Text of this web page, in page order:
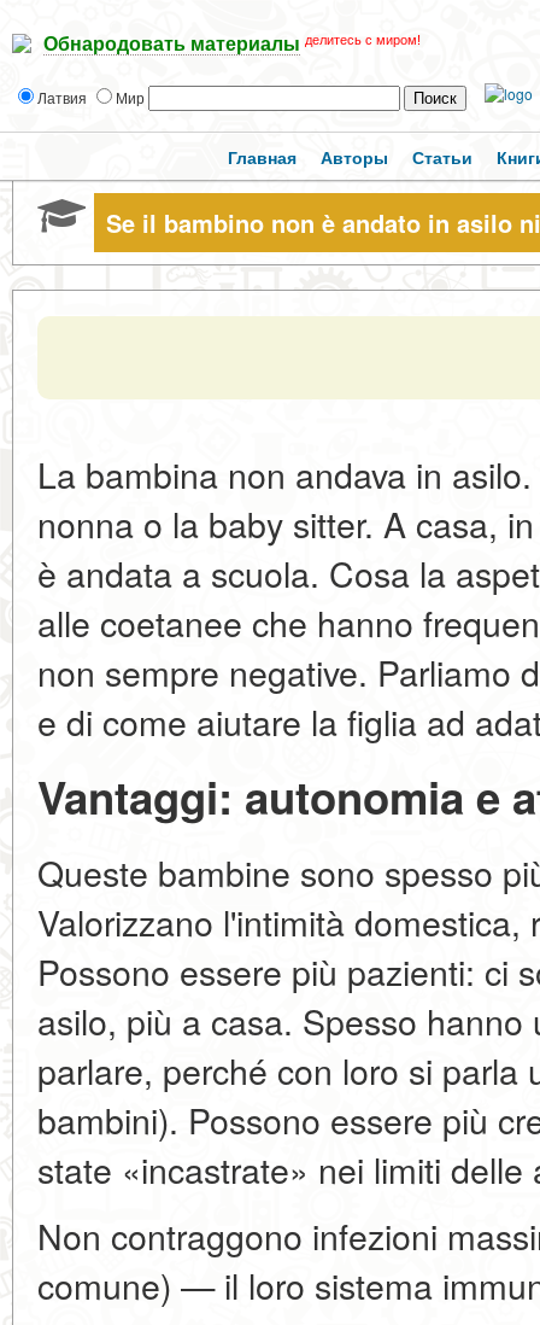
Обнародовать материалы делитесь с миром!
Латвия Мир
Главная Авторы Статьи
Se il bambino non è andato in asilo
La bambina non andava in
nonna o la baby sitter. A casa,
è andata a scuola. Cosa la
alle coetanee che hanno
non sempre negative. Parliamo
e di come aiutare la figlia ad
Vantaggi: autonomia e
Queste bambine sono spesso
Valorizzano l'intimità domestica,
Possono essere più pazienti: ci
asilo, più a casa. Spesso
parlare, perché con loro si parla
bambini). Possono essere più
state «incastrate» nei limiti delle
Non contraggono infezioni
comune) — il loro sistema